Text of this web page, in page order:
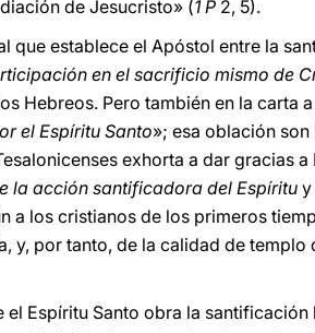
de Jesucristo» (1 P 2, 5).
que establece el Apóstol entre la
en el sacrificio mismo de
Hebreos. Pero también en la carta
el Espíritu Santo»; esa oblación
exhorta a dar gracias
la acción santificadora del Espíritu y
a los cristianos de los primeros
y, por tanto, de la calidad de
el Espíritu Santo obra la